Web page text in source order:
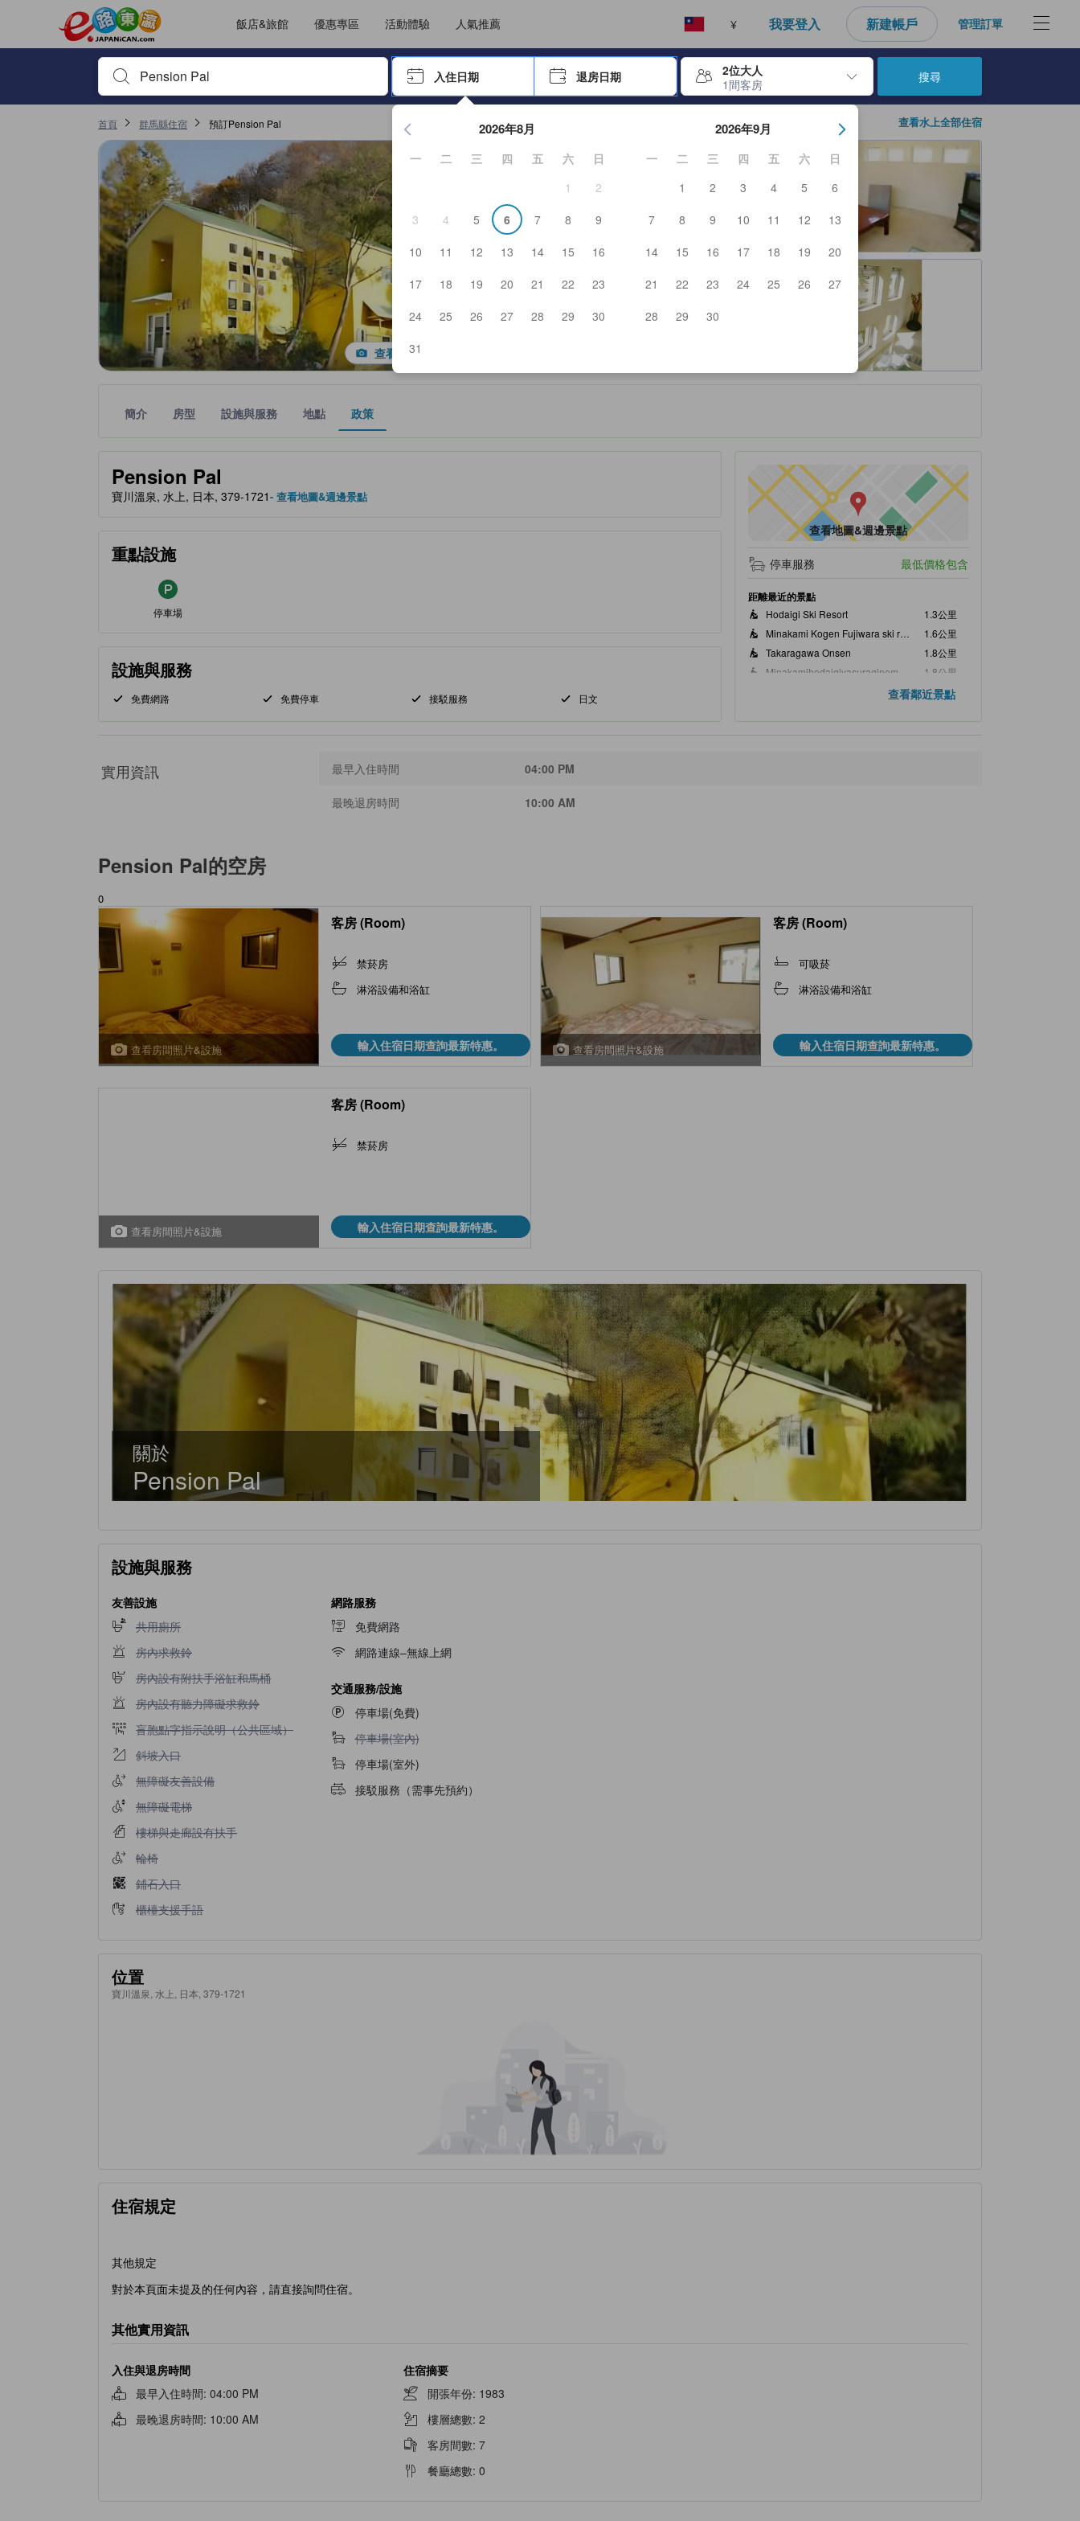
飯店&旅館 優惠專區 活動體驗 人氣推薦 ¥ 我要登入 新建帳戶 管理訂單
輸入住宿名稱或關鍵字查詢，使用上下鍵或Tab鍵移動，並按「Enter」來選擇
入住日期 退房日期
2位大人
1間客房
按Enter鍵開始在日期選擇器中查看。使用方向鍵瀏覽入住和退房日期。使用Enter鍵選擇日期後，將選擇入住日期。重複相同方法以選擇
2026年8月
一 二 三 四 五 六
日
1
2
3
4 5 6 7 8
9
10
11 12 13 14 15
16
17
18 19 20 21 22
23
24
25 26 27 28 29
30
31
2026年9月
一 二 三 四 五 六
日
1
2 3 4 5
6
7
8 9 10 11 12
13
14
15 16 17 18 19
20
21
22 23 24 25 26
27
28
29 30
搜尋
首頁 群馬縣住宿 預訂Pension Pal 查看水上全部住宿
查看所有照片
簡介 房型 設施與服務 地點 政策
Pension Pal
tooltip
黃金星等由本站合作夥伴提供，可作為您判斷舒適度、設施與服務項目的參考指標
寶川溫泉, 水上, 日本, 379-1721- 查看地圖&週邊景點
重點設施
停車場
設施與服務
免費網路 免費停車 接駁服務 日文
查看地圖&週邊景點
停車服務 最低價格包含
距離最近的景點
Hodaigi Ski Resort
1.3公里
Minakami Kogen Fujiwara ski resort
1.6公里
Takaragawa Onsen
1.8公里
1.8公里
2.3公里
查看鄰近景點
實用資訊 最早入住時間 04:00 PM
最晚退房時間 10:00 AM
Pension Pal的空房
0
查看房間照片&設施
客房 (Room)
禁菸房
淋浴設備和浴缸
輸入住宿日期查詢最新特惠。 查看房間照片&設施
客房 (Room)
可吸菸
淋浴設備和浴缸
輸入住宿日期查詢最新特惠。
查看房間照片&設施
客房 (Room)
禁菸房
輸入住宿日期查詢最新特惠。
關於
Pension Pal
設施與服務
友善設施
不提供共用廁所
共用廁所
不提供房內求救鈴
房內求救鈴
不提供房內設有附扶手浴缸和馬桶
房內設有附扶手浴缸和馬桶
不提供房內設有聽力障礙求救鈴
房內設有聽力障礙求救鈴
不提供盲胞點字指示說明（公共區域）
盲胞點字指示說明（公共區域）
不提供斜坡入口
斜坡入口
不提供無障礙友善設備
無障礙友善設備
不提供無障礙電梯
無障礙電梯
不提供樓梯與走廊設有扶手
樓梯與走廊設有扶手
不提供輪椅
輪椅
不提供鋪石入口
鋪石入口
不提供櫃檯支援手語
櫃檯支援手語
網路服務
免費網路
網路連線–無線上網
交通服務/設施
停車場(免費)
不提供停車場(室內)
停車場(室內)
停車場(室外)
接駁服務（需事先預約）
位置
寶川溫泉, 水上, 日本, 379-1721
住宿規定
其他規定
對於本頁面未提及的任何內容，請直接詢問住宿。
其他實用資訊
入住與退房時間
最早入住時間: 04:00 PM
最晚退房時間: 10:00 AM
住宿摘要
開張年份: 1983
樓層總數:2
客房間數:7
餐廳總數:0